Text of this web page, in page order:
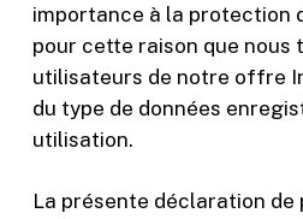
importance à la protection
pour cette raison que nous
utilisateurs de notre offre
du type de données
utilisation.
La présente déclaration de